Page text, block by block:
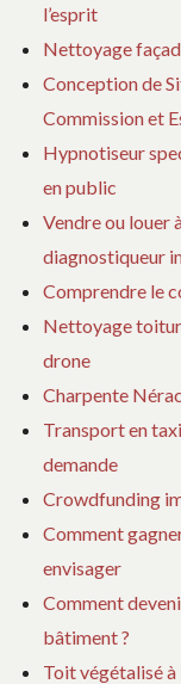
l’esprit
Nettoyage
Conception de
Commission et
Hypnotiseur
en public
Vendre ou louer
diagnostiqueur
Comprendre le
Nettoyage
drone
Charpente
Transport en
demande
Crowdfunding
Comment
envisager
Comment
bâtiment ?
Toit végétalisé